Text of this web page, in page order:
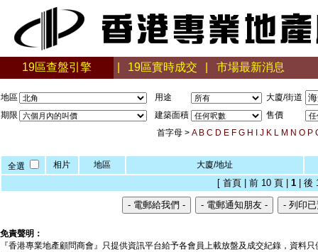
19區查盤引擎 19區實時成交 市場最新消息
地區 用途
大廈/街道
期限
建築面積
售價
首字母 > A B C D E F G H J K L M N O P
全選 相片 地區 大廈/地址
[ 首頁 | 前 10 頁 |1 | 後
免責聲明：
『香港專業地產顧問商會』只提供資訊平台給予各會員上載放盤及成交紀錄，資料